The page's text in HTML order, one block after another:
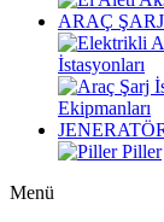
ARAÇ
İstasyonları
Ekipmanları
Piller
Menü